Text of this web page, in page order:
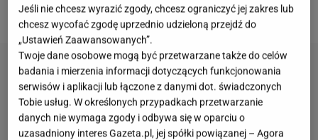
wykonała?
Jeśli nie chcesz wyrazić zgody, chcesz ograniczyć jej zakres lub
chcesz wycofać zgodę uprzednio udzieloną przejdź do
„Ustawień Zaawansowanych”.
Twoje dane osobowe mogą być przetwarzane także do celów
badania i mierzenia informacji dotyczących funkcjonowania
serwisów i aplikacji lub łączone z danymi dot. świadczonych
Tobie usług. W określonych przypadkach przetwarzanie
danych nie wymaga zgody i odbywa się w oparciu o
uzasadniony interes Gazeta.pl, jej spółki powiązanej – Agora